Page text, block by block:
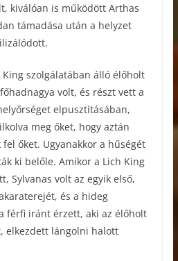
kiválóan is működött Arthas
támadása után a helyzet
szolgálatában álló élőholt
volt, és részt vett a
elpusztításában,
meg őket, hogy aztán
őket. Ugyanakkor a hűségét
ki belőle. Amikor a Lich King
Sylvanas volt az egyik első,
és a hideg
férfi iránt érzett, aki az élőholt
elkezdett lángolni halott